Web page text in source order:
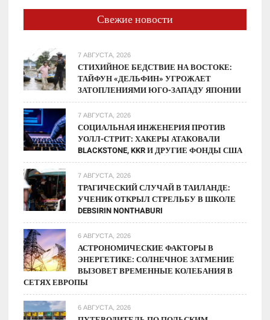
Свежие новости
7 АВГУСТА, 2026
СТИХИЙНОЕ БЕДСТВИЕ НА ВОСТОКЕ:
ТАЙФУН «ДЕЛЬФИН» УГРОЖАЕТ
ЗАТОПЛЕНИЯМИ ЮГО-ЗАПАДУ ЯПОНИИ
7 АВГУСТА, 2026
СОЦИАЛЬНАЯ ИНЖЕНЕРИЯ ПРОТИВ
УОЛЛ-СТРИТ: ХАКЕРЫ АТАКОВАЛИ
BLACKSTONE, KKR И ДРУГИЕ ФОНДЫ США
7 АВГУСТА, 2026
ТРАГИЧЕСКИЙ СЛУЧАЙ В ТАИЛАНДЕ:
УЧЕНИК ОТКРЫЛ СТРЕЛЬБУ В ШКОЛЕ
DEBSIRIN NONTHABURI
6 АВГУСТА, 2026
АСТРОНОМИЧЕСКИЕ ФАКТОРЫ В
ЭНЕРГЕТИКЕ: СОЛНЕЧНОЕ ЗАТМЕНИЕ
ВЫЗОВЕТ ВРЕМЕННЫЕ КОЛЕБАНИЯ В
СЕТЯХ ЕВРОПЫ
6 АВГУСТА, 2026